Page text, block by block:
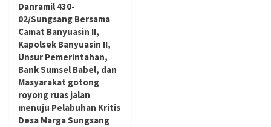
Danramil 430-
02/Sungsang Bersama
Camat Banyuasin II,
Kapolsek Banyuasin II,
Unsur Pemerintahan,
Bank Sumsel Babel, dan
Masyarakat gotong
royong ruas jalan
menuju Pelabuhan Kritis
Desa Marga Sungsang